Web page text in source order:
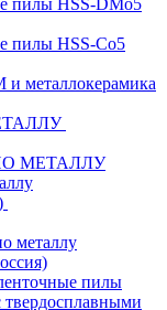
пилы HSS-Co5
металлокерамика
МЕТАЛЛУ
металлу
пилы